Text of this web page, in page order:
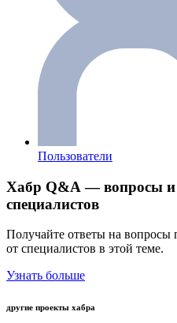
Пользователи
Хабр Q&A — вопросы и
специалистов
Получайте ответы на вопросы
от специалистов в этой теме.
Узнать больше
другие проекты хабра